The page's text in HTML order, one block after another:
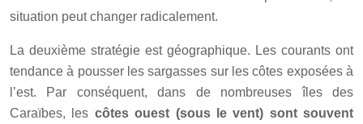
situation peut changer radicalement.
La deuxième stratégie est géographique. Les courants ont
tendance à pousser les sargasses sur les côtes exposées à
l’est. Par conséquent, dans de nombreuses îles des
Caraïbes, les côtes ouest (sous le vent) sont souvent